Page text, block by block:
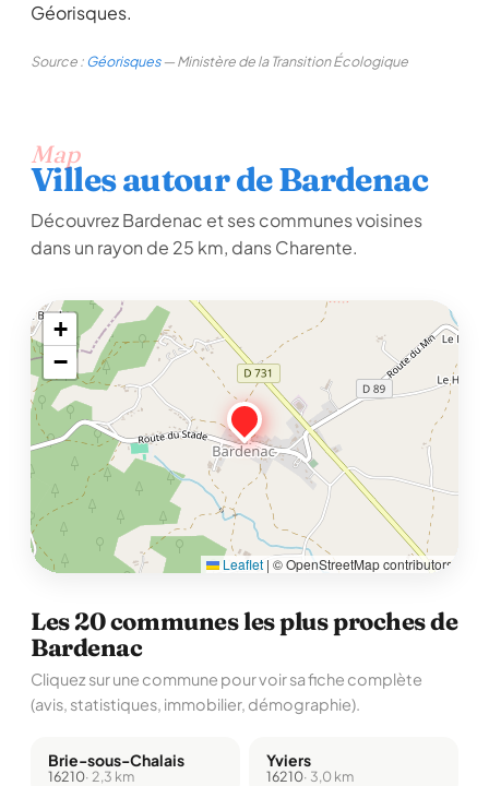
Géorisques.
Source :Géorisques— Ministère de la Transition Écologique
Map
Villes autour de Bardenac
Découvrez Bardenac et ses communes voisines
dans un rayon de 25 km, dans Charente.
+
−
Leaflet | © OpenStreetMap contributors
Les 20 communes les plus proches de
Bardenac
Cliquez sur une commune pour voir sa fiche complète
(avis, statistiques, immobilier, démographie).
Brie-sous-Chalais
16210· 2,3 km
Yviers
16210· 3,0 km